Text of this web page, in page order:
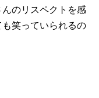
のリスペクトを感
笑っていられるの